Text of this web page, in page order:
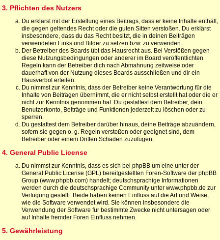
3. Pflichten des Nutzers
Du erklärst mit der Erstellung eines Beitrags, dass er keine Inhalte enthält,
die gegen geltendes Recht oder die guten Sitten verstoßen. Du erklärst
insbesondere, dass du das Recht besitzt, die in deinen Beiträgen
verwendeten Links und Bilder zu setzen bzw. zu verwenden.
Der Betreiber des Boards übt das Hausrecht aus. Bei Verstößen gegen
diese Nutzungsbedingungen oder anderer im Board veröffentlichten
Regeln kann der Betreiber dich nach Abmahnung zeitweise oder
dauerhaft von der Nutzung dieses Boards ausschließen und dir ein
Hausverbot erteilen.
Du nimmst zur Kenntnis, dass der Betreiber keine Verantwortung für die
Inhalte von Beiträgen übernimmt, die er nicht selbst erstellt hat oder die er
nicht zur Kenntnis genommen hat. Du gestattest dem Betreiber, dein
Benutzerkonto, Beiträge und Funktionen jederzeit zu löschen oder zu
sperren.
Du gestattest dem Betreiber darüber hinaus, deine Beiträge abzuändern,
sofern sie gegen o. g. Regeln verstoßen oder geeignet sind, dem
Betreiber oder einem Dritten Schaden zuzufügen.
4. General Public License
Du nimmst zur Kenntnis, dass es sich bei phpBB um eine unter der
General Public License (GPL) bereitgestellten Foren-Software der phpBB
Group (www.phpbb.com) handelt; deutschsprachige Informationen
werden durch die deutschsprachige Community unter www.phpbb.de zur
Verfügung gestellt. Beide haben keinen Einfluss auf die Art und Weise,
wie die Software verwendet wird. Sie können insbesondere die
Verwendung der Software für bestimmte Zwecke nicht untersagen oder
auf Inhalte fremder Foren Einfluss nehmen.
5. Gewährleistung